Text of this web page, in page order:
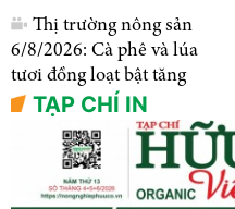
Thị trường nông sản
6/8/2026: Cà phê và lúa
tươi đồng loạt bật tăng
TẠP CHÍ IN